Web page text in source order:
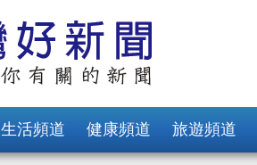
生活頻道 健康頻道 旅遊頻道